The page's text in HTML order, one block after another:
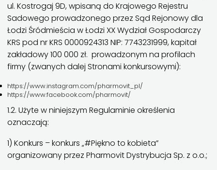
ul. Kostrogaj 9D, wpisaną do Krajowego Rejestru
Sadowego prowadzonego przez Sąd Rejonowy dla
Łodzi Śródmieścia w Łodzi XX Wydział Gospodarczy
KRS pod nr KRS 0000924313 NIP: 7743231999, kapitał
zakładowy 100 000 zł. prowadzonym na profilach
firmy (zwanych dalej Stronami konkursowymi):
https://www.instagram.com/pharmovit_pl/
https://www.facebook.com/pharmovit/
1.2. Użyte w niniejszym Regulaminie określenia
oznaczają:
1) Konkurs – konkurs „#Piękno to kobieta”
organizowany przez Pharmovit Dystrybucja Sp. z o.o.;